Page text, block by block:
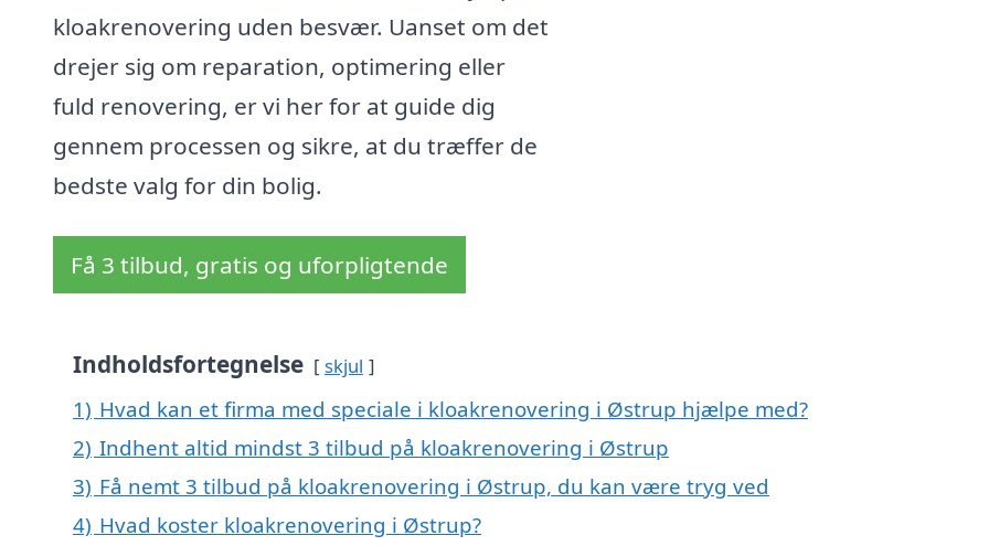
kloakrenovering uden besvær. Uanset om det
drejer sig om reparation, optimering eller
fuld renovering, er vi her for at guide dig
gennem processen og sikre, at du træffer de
bedste valg for din bolig.
Få 3 tilbud, gratis og uforpligtende
Indholdsfortegnelse skjul
1) Hvad kan et firma med speciale i kloakrenovering i Østrup hjælpe med?
2) Indhent altid mindst 3 tilbud på kloakrenovering i Østrup
3) Få nemt 3 tilbud på kloakrenovering i Østrup, du kan være tryg ved
4) Hvad koster kloakrenovering i Østrup?